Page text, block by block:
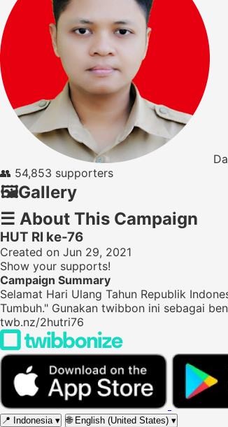
👥 54,853 supporters
🖼️Gallery
☰ About This Campaign
HUT RI ke-76
Created on Jun 29, 2021
Show your supports!
Campaign Summary
Selamat Hari Ulang Tahun Republik
Tumbuh." Gunakan twibbon ini sebagai
twb.nz/2hutri76
📍 Indonesia ▾ 🌐 English (United States) ▾